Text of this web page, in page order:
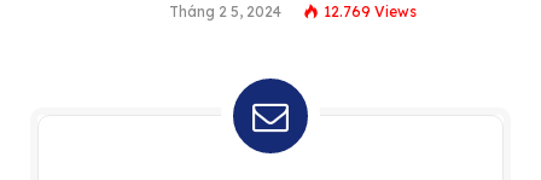
Tháng 2 5, 2024 12.769 Views